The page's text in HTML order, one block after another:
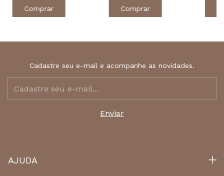
Comprar Comprar
Cadastre seu e-mail e acompanhe as novidades.
AJUDA